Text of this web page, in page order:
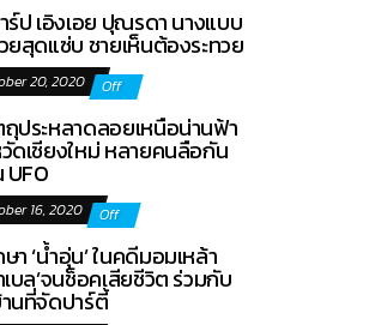
ร์ป เอิงเอย ปุณรดา นางแบบ
ยสุดแซ่บ ชายเห็นต้องระทวย
20, 2020 Off
ประหลาดลอยเหนือน่านฟ้า
ดเชียงใหม่ หลายคนลือกัน
UFO
16, 2020 Off
า ‘น้ำอุ่น’ ในคดีมอมเหล้า
เบล’จนช็อคเสียชีวิต ร่วมกับ
นที่จัดปาร์ตี้